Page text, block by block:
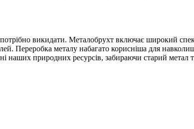
викидати. Металобрухт включає широкий
Переробка металу набагато корисніша для
наших природних ресурсів, забираючи старий метал